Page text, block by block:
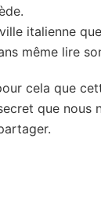
italienne
même lire
cela que
que nous